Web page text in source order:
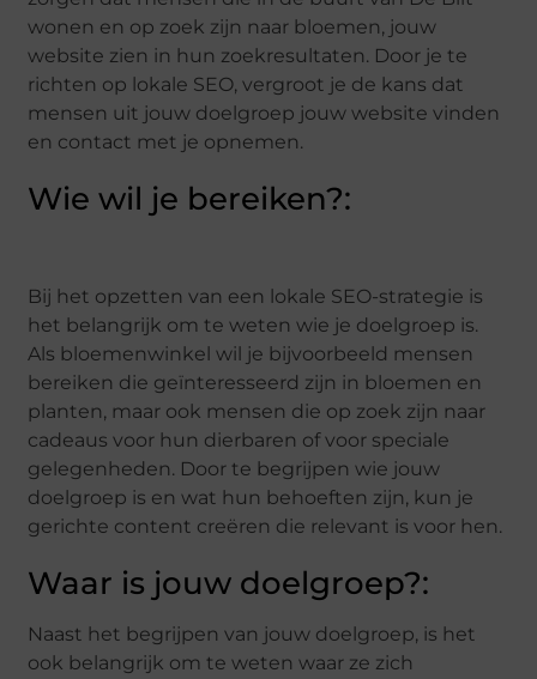
wonen en op zoek zijn naar bloemen, jouw
website zien in hun zoekresultaten. Door je te
richten op lokale SEO, vergroot je de kans dat
mensen uit jouw doelgroep jouw website vinden
en contact met je opnemen.
Wie wil je bereiken?:
Bij het opzetten van een lokale SEO-strategie is
het belangrijk om te weten wie je doelgroep is.
Als bloemenwinkel wil je bijvoorbeeld mensen
bereiken die geïnteresseerd zijn in bloemen en
planten, maar ook mensen die op zoek zijn naar
cadeaus voor hun dierbaren of voor speciale
gelegenheden. Door te begrijpen wie jouw
doelgroep is en wat hun behoeften zijn, kun je
gerichte content creëren die relevant is voor hen.
Waar is jouw doelgroep?:
Naast het begrijpen van jouw doelgroep, is het
ook belangrijk om te weten waar ze zich